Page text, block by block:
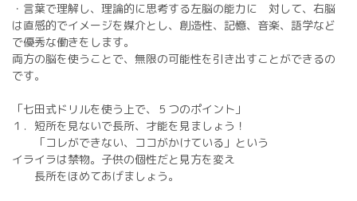
・言葉で理解し、理論的に思考する左脳の能力に 対して、右脳
は直感的でイメージを媒介とし、創造性、記憶、音楽、語学など
で優秀な働きをします。
両方の脳を使うことで、無限の可能性を引き出すことができるの
です。
「七田式ドリルを使う上で、５つのポイント」
１．短所を見ないで長所、才能を見ましょう！
「コレができない、ココがかけている」という
イライラは禁物。子供の個性だと見方を変え
長所をほめてあげましょう。